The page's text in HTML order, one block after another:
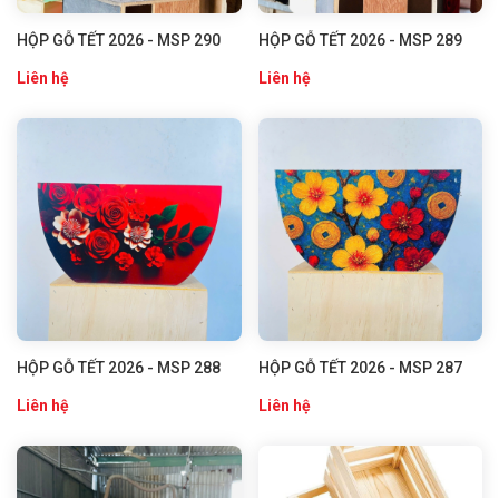
HỘP GỖ TẾT 2026 - MSP 290
Liên hệ
HỘP GỖ TẾT 2026 - MSP 289
Liên hệ
HỘP GỖ TẾT 2026 - MSP 288
Liên hệ
HỘP GỖ TẾT 2026 - MSP 287
Liên hệ